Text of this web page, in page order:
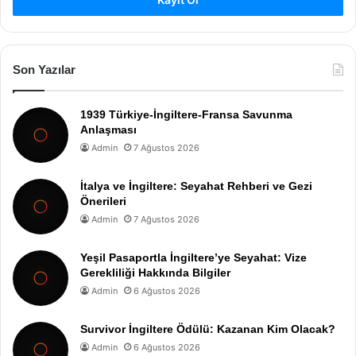
Son Yazılar
1939 Türkiye-İngiltere-Fransa Savunma
Anlaşması
Admin 7 Ağustos 2026
İtalya ve İngiltere: Seyahat Rehberi ve Gezi
Önerileri
Admin 7 Ağustos 2026
Yeşil Pasaportla İngiltere’ye Seyahat: Vize
Gerekliliği Hakkında Bilgiler
Admin 6 Ağustos 2026
Survivor İngiltere Ödülü: Kazanan Kim Olacak?
Admin 6 Ağustos 2026